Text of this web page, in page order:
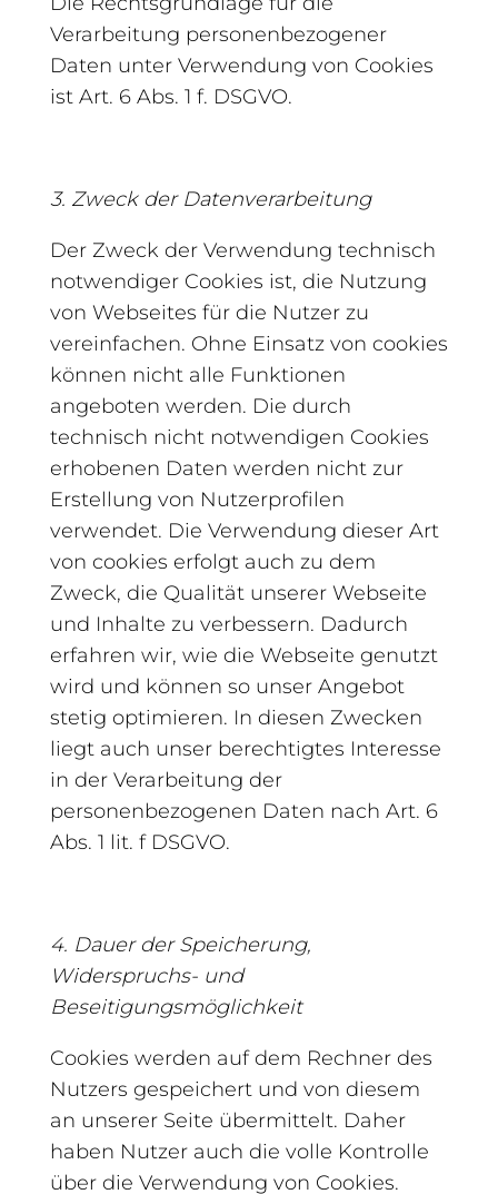
Verarbeitung personenbezogener
Daten unter Verwendung von Cookies
ist Art. 6 Abs. 1 f. DSGVO.
3. Zweck der Datenverarbeitung
Der Zweck der Verwendung technisch
notwendiger Cookies ist, die Nutzung
von Webseites für die Nutzer zu
vereinfachen. Ohne Einsatz von cookies
können nicht alle Funktionen
angeboten werden. Die durch
technisch nicht notwendigen Cookies
erhobenen Daten werden nicht zur
Erstellung von Nutzerprofilen
verwendet. Die Verwendung dieser Art
von cookies erfolgt auch zu dem
Zweck, die Qualität unserer Webseite
und Inhalte zu verbessern. Dadurch
erfahren wir, wie die Webseite genutzt
wird und können so unser Angebot
stetig optimieren. In diesen Zwecken
liegt auch unser berechtigtes Interesse
in der Verarbeitung der
personenbezogenen Daten nach Art. 6
Abs. 1 lit. f DSGVO.
4. Dauer der Speicherung,
Widerspruchs- und
Beseitigungsmöglichkeit
Cookies werden auf dem Rechner des
Nutzers gespeichert und von diesem
an unserer Seite übermittelt. Daher
haben Nutzer auch die volle Kontrolle
über die Verwendung von Cookies.